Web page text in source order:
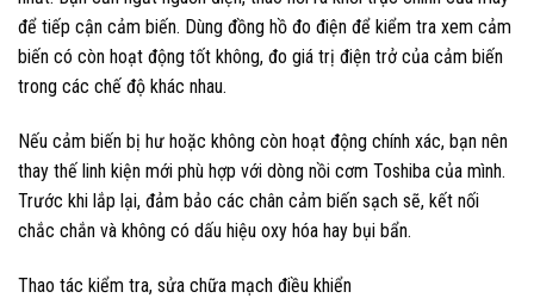
để tiếp cận cảm biến. Dùng đồng hồ đo điện để kiểm tra xem cảm
biến có còn hoạt động tốt không, đo giá trị điện trở của cảm biến
trong các chế độ khác nhau.
Nếu cảm biến bị hư hoặc không còn hoạt động chính xác, bạn nên
thay thế linh kiện mới phù hợp với dòng nồi cơm Toshiba của mình.
Trước khi lắp lại, đảm bảo các chân cảm biến sạch sẽ, kết nối
chắc chắn và không có dấu hiệu oxy hóa hay bụi bẩn.
Thao tác kiểm tra, sửa chữa mạch điều khiển